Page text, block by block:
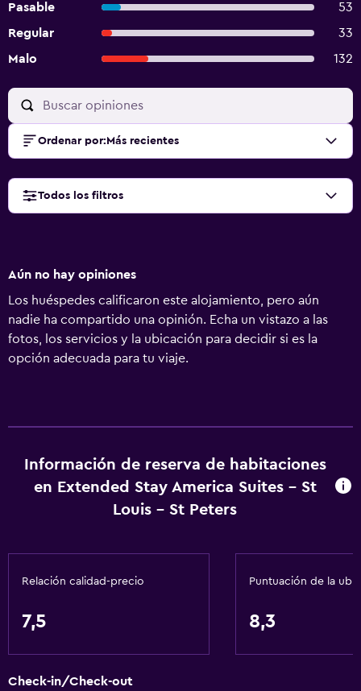
Pasable
53
Regular
33
Malo
132
Ordenar por: Más recientes
Todos los filtros
Aún no hay opiniones
Los huéspedes calificaron este alojamiento, pero aún
nadie ha compartido una opinión. Echa un vistazo a las
fotos, los servicios y la ubicación para decidir si es la
opción adecuada para tu viaje.
Información de reserva de habitaciones
en Extended Stay America Suites - St
Louis - St Peters
Relación calidad-precio
7,5
Puntuación de la
8,3
Check-in/Check-out